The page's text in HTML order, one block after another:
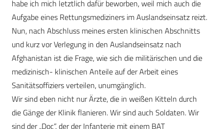
habe ich mich letztlich dafür beworben, weil mich auch die
Aufgabe eines Rettungsmediziners im Auslandseinsatz reizt.
Nun, nach Abschluss meines ersten klinischen Abschnitts
und kurz vor Verlegung in den Auslandseinsatz nach
Afghanistan ist die Frage, wie sich die militärischen und die
medizinisch- klinischen Anteile auf der Arbeit eines
Sanitätsoffiziers verteilen, unumgänglich.
Wir sind eben nicht nur Ärzte, die in weißen Kitteln durch
die Gänge der Klinik flanieren. Wir sind auch Soldaten. Wir
sind der „Doc“, der der Infanterie mit einem BAT